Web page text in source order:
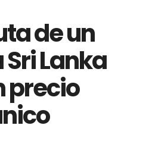
de un
Lanka
precio